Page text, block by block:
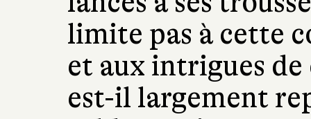
limite pas à cette
et aux intrigues
est-il largement